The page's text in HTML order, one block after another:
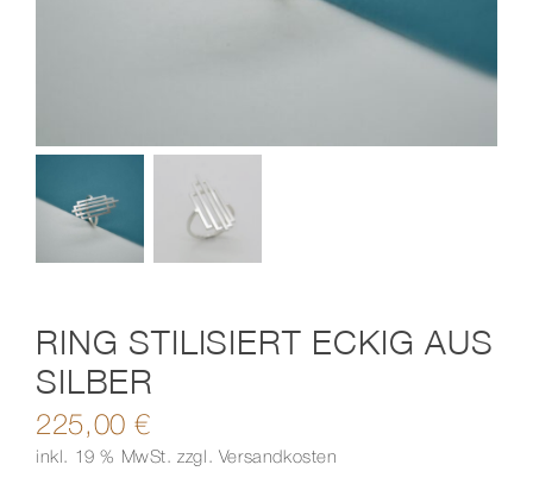
RING STILISIERT ECKIG AUS
SILBER
225,00€
inkl. 19 % MwSt. zzgl. Versandkosten